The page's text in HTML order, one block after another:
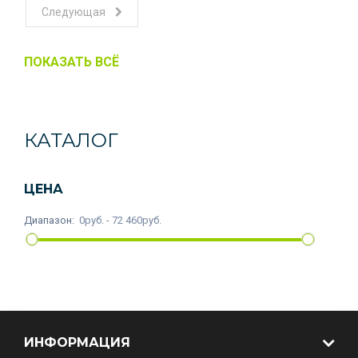
Следующая
ПОКАЗАТЬ ВСЁ
КАТАЛОГ
ЦЕНА
Диапазон: 0руб. - 72 460руб.
ИНФОРМАЦИЯ